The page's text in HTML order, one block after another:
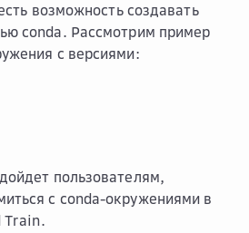
возможность создавать
conda. Рассмотрим пример
с версиями:
пользователям,
с conda-окружениями в
Train.